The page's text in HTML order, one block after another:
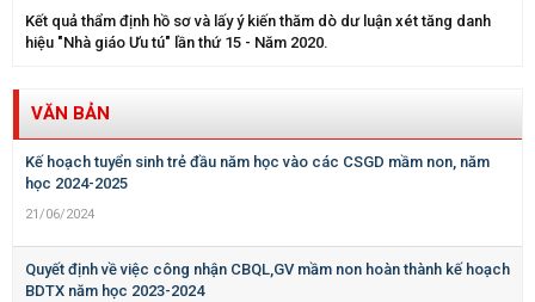
Kết quả thẩm định hồ sơ và lấy ý kiến thăm dò dư luận xét tăng danh
hiệu "Nhà giáo Ưu tú" lần thứ 15 - Năm 2020.
VĂN BẢN
Kế hoạch tuyển sinh trẻ đầu năm học vào các CSGD mầm non, năm
học 2024-2025
21/06/2024
Quyết định về việc công nhận CBQL,GV mầm non hoàn thành kế hoạch
BDTX năm học 2023-2024